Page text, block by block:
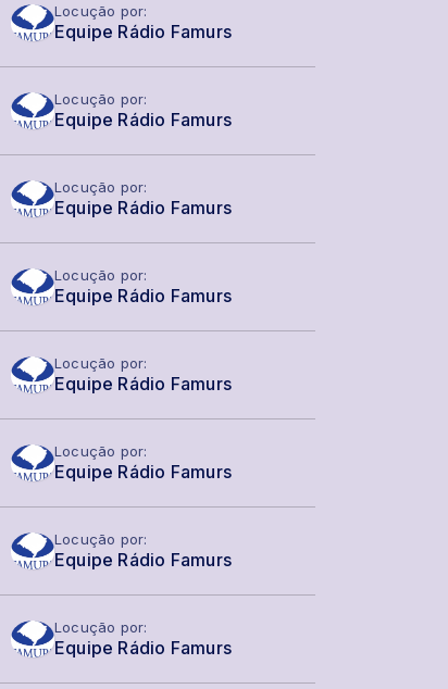
Locução por:
Equipe Rádio Famurs
Locução por:
Equipe Rádio Famurs
Locução por:
Equipe Rádio Famurs
Locução por:
Equipe Rádio Famurs
Locução por:
Equipe Rádio Famurs
Locução por:
Equipe Rádio Famurs
Locução por:
Equipe Rádio Famurs
Locução por:
Equipe Rádio Famurs